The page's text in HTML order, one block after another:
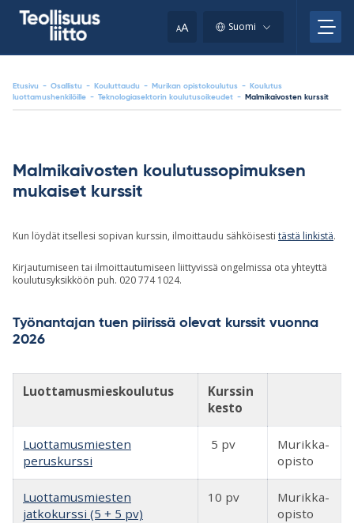
AA Suomi
Etusivu - Osallistu - Kouluttaudu - Murikan opistokoulutus -
Koulutus
luottamushenkilöille - Teknologiasektorin koulutusoikeudet - Malmikaivosten kurssit
Malmikaivosten koulutussopimuksen
mukaiset kurssit
Kun löydät itsellesi sopivan kurssin, ilmoittaudu sähköisesti tästä linkistä.
Kirjautumiseen tai ilmoittautumiseen liittyvissä ongelmissa ota yhteyttä
koulutusyksikköön puh. 020 774 1024.
Työnantajan tuen piirissä olevat kurssit vuonna
2026
Luottamusmieskoulutus
Kurssin
kesto
Luottamusmiesten
peruskurssi
5 pv
Murikka-
opisto
Luottamusmiesten
jatkokurssi (5 + 5 pv)
10 pv
Murikka-
opisto
clipboard.)